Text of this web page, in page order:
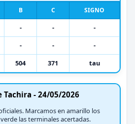
B C SIGNO
- -
-
- -
-
504 371 tau
Tachira - 24/05/2026
Marcamos en amarillo los
las terminales acertadas.